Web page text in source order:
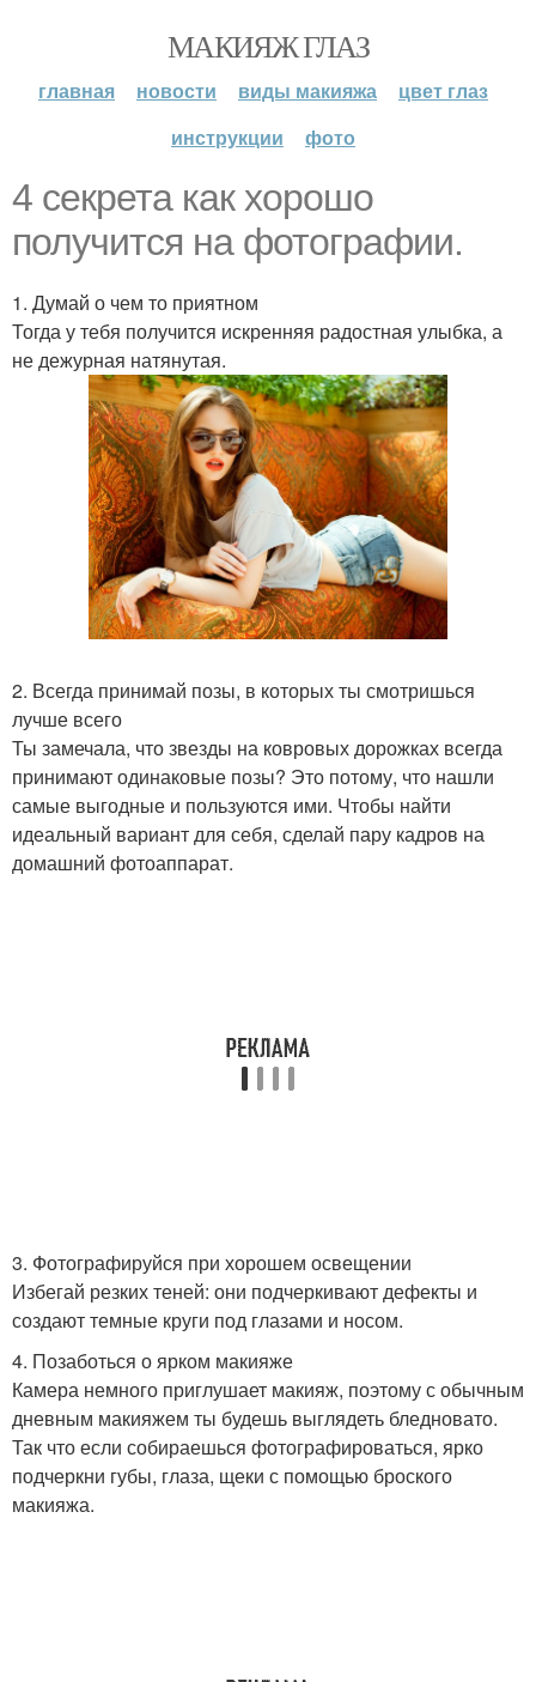
МАКИЯЖ ГЛАЗ
главная новости виды макияжа
цвет глаз
инструкции
фото
4 секрета как хорошо
получится на фотографии.
1. Думай о чем то приятном
Тогда у тебя получится искренняя радостная улыбка, а
не дежурная натянутая.
2. Всегда принимай позы, в которых ты смотришься
лучше всего
Ты замечала, что звезды на ковровых дорожках всегда
принимают одинаковые позы? Это потому, что нашли
самые выгодные и пользуются ими. Чтобы найти
идеальный вариант для себя, сделай пару кадров на
домашний фотоаппарат.
3. Фотографируйся при хорошем освещении
Избегай резких теней: они подчеркивают дефекты и
создают темные круги под глазами и носом.
4. Позаботься о ярком макияже
Камера немного приглушает макияж, поэтому с обычным
дневным макияжем ты будешь выглядеть бледновато.
Так что если собираешься фотографироваться, ярко
подчеркни губы, глаза, щеки с помощью броского
макияжа.